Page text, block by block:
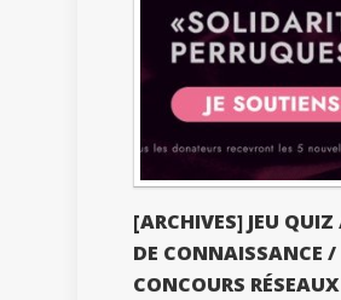
[ARCHIVES] JEU
DE CONNAISSANCE /
CONCOURS RÉSEAUX